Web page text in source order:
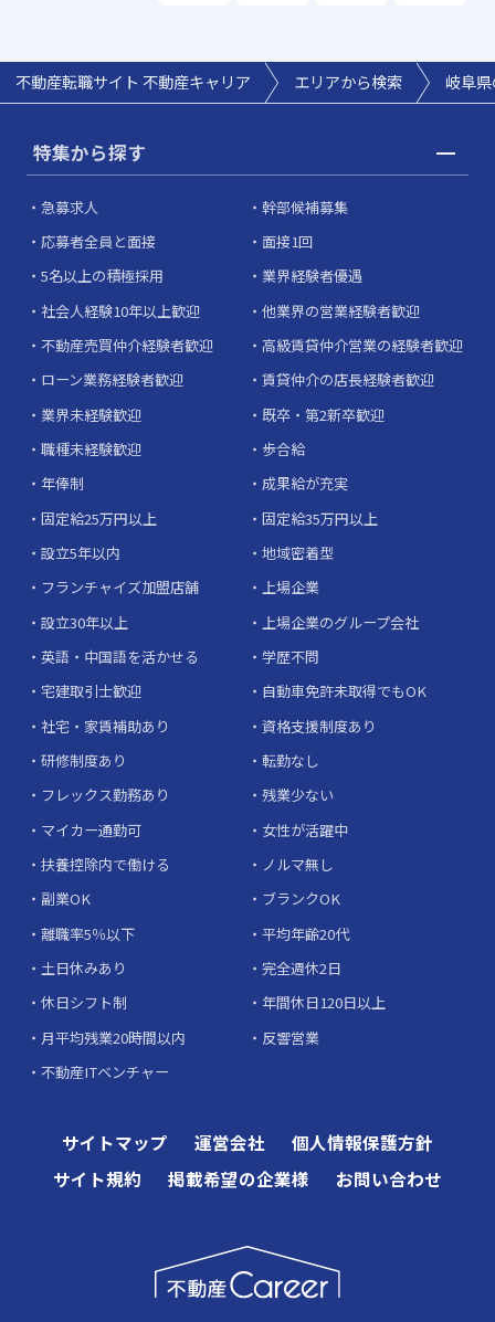
不動産転職サイト 不動産キャリア エリアから検索 岐阜
特集から探す
急募求人
幹部候補募集
応募者全員と面接
面接1回
5名以上の積極採用
業界経験者優遇
社会人経験10年以上歓迎
他業界の営業経験者歓迎
不動産売買仲介経験者歓迎
高級賃貸仲介営業の経験者歓迎
ローン業務経験者歓迎
賃貸仲介の店長経験者歓迎
業界未経験歓迎
既卒・第2新卒歓迎
職種未経験歓迎
歩合給
年俸制
成果給が充実
固定給25万円以上
固定給35万円以上
設立5年以内
地域密着型
フランチャイズ加盟店舗
上場企業
設立30年以上
上場企業のグループ会社
英語・中国語を活かせる
学歴不問
宅建取引士歓迎
自動車免許未取得でもOK
社宅・家賃補助あり
資格支援制度あり
研修制度あり
転勤なし
フレックス勤務あり
残業少ない
マイカー通勤可
女性が活躍中
扶養控除内で働ける
ノルマ無し
副業OK
ブランクOK
離職率5％以下
平均年齢20代
土日休みあり
完全週休2日
休日シフト制
年間休日120日以上
月平均残業20時間以内
反響営業
不動産ITベンチャー
サイトマップ 運営会社
個人情報保護方針
サイト規約
掲載希望の企業様 お問い合わせ